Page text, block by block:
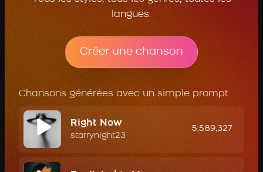
langues.
Créer une chanson
Chansons générées avec un simple prompt
Right Now
starrynight23
5,589,327